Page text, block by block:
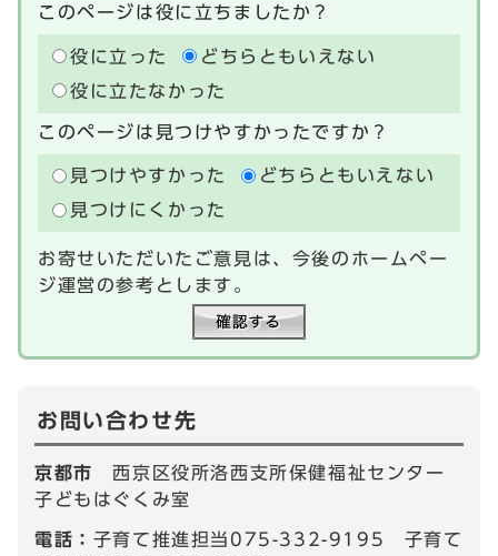
このページは役に立ちましたか？
役に立った
どちらともいえない
役に立たなかった
このページは見つけやすかったですか？
見つけやすかった
どちらともいえない
見つけにくかった
お寄せいただいたご意見は、今後のホームペー
ジ運営の参考とします。
お問い合わせ先
京都市西京区役所洛西支所保健福祉センター
子どもはぐくみ室
電話： 子育て推進担当075-332-9195 子育て